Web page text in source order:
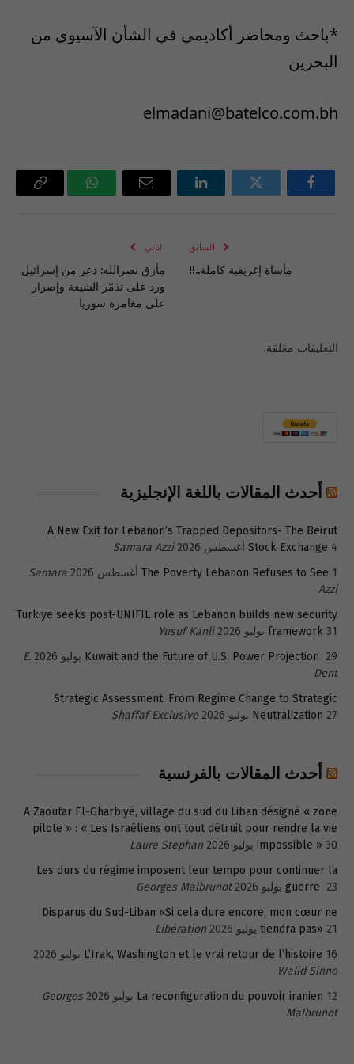
*باحث ومحاضر أكاديمي في الشأن الآسيوي من
البحرين
elmadani@batelco.com.bh
فيسبوك تويتر لينكدإن
البريد
واتساب Copy
السابق
مأساة إغريقية كاملة..!!
التالي
مأزق نصرالله: ذعر من إسرائيل
ورد على تذمّر الشيعة وإصرار
على مغامرة سوريا
التعليقات مغلقة.
أحدث المقالات باللغة الإنجليزية
A New Exit for Lebanon’s Trapped Depositors- The Beirut
Stock Exchange 4 أغسطس 2026
Samara Azzi
The Poverty Lebanon Refuses to See 1 أغسطس 2026
Samara
Azzi
Türkiye seeks post-UNIFIL role as Lebanon builds new security
framework 31 يوليو 2026
Yusuf Kanli
Kuwait and the Future of U.S. Power Projection 29 يوليو 2026
E.
Dent
Strategic Assessment: From Regime Change to Strategic
Neutralization 27 يوليو 2026 Shaffaf Exclusive
أحدث المقالات بالفرنسية
A Zaoutar El-Gharbiyé, village du sud du Liban désigné « zone
pilote » : « Les Israéliens ont tout détruit pour rendre la vie
impossible » 30 يوليو 2026
Laure Stephan
Les durs du régime imposent leur tempo pour continuer la
guerre 23 يوليو 2026
Georges Malbrunot
Disparus du Sud-Liban «Si cela dure encore, mon cœur ne
tiendra pas» 21 يوليو 2026
Libération
L’Irak, Washington et le vrai retour de l’histoire 16 يوليو 2026
Walid Sinno
La reconfiguration du pouvoir iranien 12 يوليو 2026
Georges
Malbrunot